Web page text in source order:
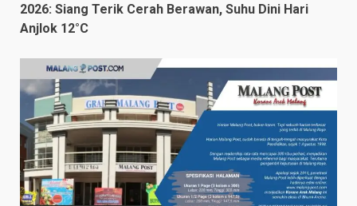
2026: Siang Terik Cerah Berawan, Suhu Dini Hari
Anjlok 12°C